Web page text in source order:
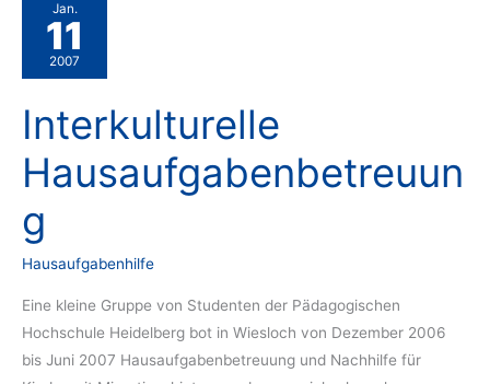
Jan.
11
2007
Interkulturelle
Hausaufgabenbetreuun
g
Hausaufgabenhilfe
Eine kleine Gruppe von Studenten der Pädagogischen
Hochschule Heidelberg bot in Wiesloch von Dezember 2006
bis Juni 2007 Hausaufgabenbetreuung und Nachhilfe für